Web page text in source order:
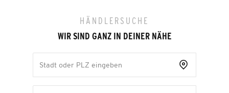
HÄNDLERSUCHE
WIR SIND GANZ IN DEINER NÄHE